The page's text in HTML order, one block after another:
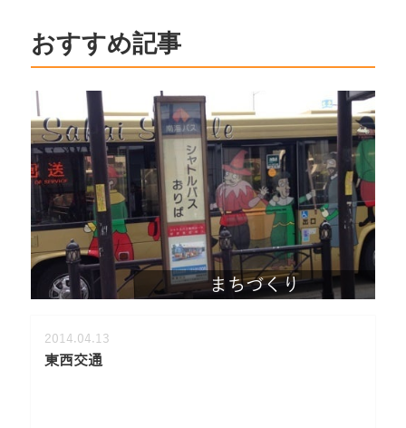
おすすめ記事
まちづくり
2014.04.13
東西交通